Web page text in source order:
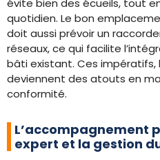
quotidien. Le bon
doit aussi prévoir un
réseaux, ce qui facilite
bâti existant. Ces impératifs,
deviennent des atouts en
conformité.
L’accompagnement
expert et la gestion